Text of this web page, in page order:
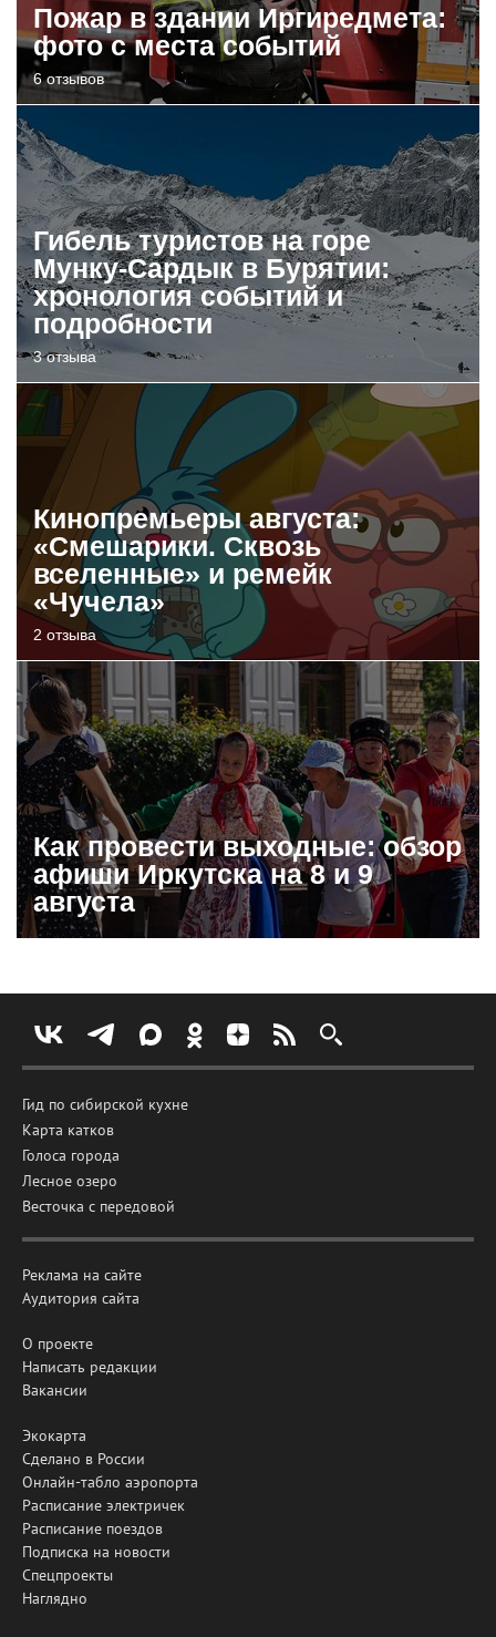
Пожар в здании Иргиредмета:
фото с места событий
6 отзывов
Гибель туристов на горе
Мунку-Сардык в Бурятии:
хронология событий и
подробности
3 отзыва
Кинопремьеры августа:
«Смешарики. Сквозь
вселенные» и ремейк
«Чучела»
2 отзыва
Как провести выходные: обзор
афиши Иркутска на 8 и 9
августа
Гид по сибирской кухне
Карта катков
Голоса города
Лесное озеро
Весточка с передовой
Реклама на сайте
Аудитория сайта
О проекте
Написать редакции
Вакансии
Экокарта
Сделано в России
Онлайн-табло аэропорта
Расписание электричек
Расписание поездов
Подписка на новости
Спецпроекты
Наглядно